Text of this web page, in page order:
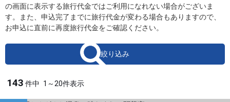
の画面に表示する旅行代金ではご利用になれない場合がございま
す。また、申込完了までに旅行代金が変わる場合もありますので、
お申込に直前に再度旅行代金をご確認ください。
絞り込み
143 件中 1～20件表示